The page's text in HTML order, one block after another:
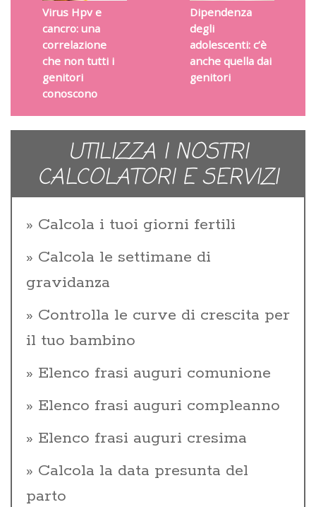
Virus Hpv e
cancro: una
correlazione
che non tutti i
genitori
conoscono
Dipendenza
degli
adolescenti: c’è
anche quella dai
genitori
UTILIZZA I NOSTRI
CALCOLATORI E SERVIZI
Calcola i tuoi giorni fertili
Calcola le settimane di
gravidanza
Controlla le curve di crescita per
il tuo bambino
Elenco frasi auguri comunione
Elenco frasi auguri compleanno
Elenco frasi auguri cresima
Calcola la data presunta del
parto